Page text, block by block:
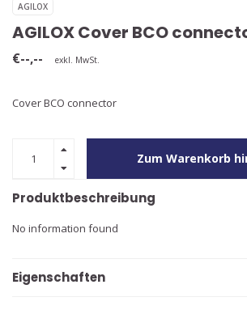
AGILOX
AGILOX Cover BCO
€--,-- exkl. MwSt.
Cover BCO connector
Zum Warenkorb
Produktbeschreibung
No information found
Eigenschaften